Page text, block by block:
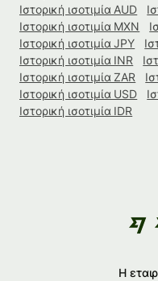
Ιστορική ισοτιμία AUD
Ιστορική ισοτιμία MXN
Ιστορική ισοτιμία JPY
Ιστορική ισοτιμία INR
Ιστορική ισοτιμία ZAR
Ιστορική ισοτιμία USD
Ιστορική ισοτιμία IDR
Η